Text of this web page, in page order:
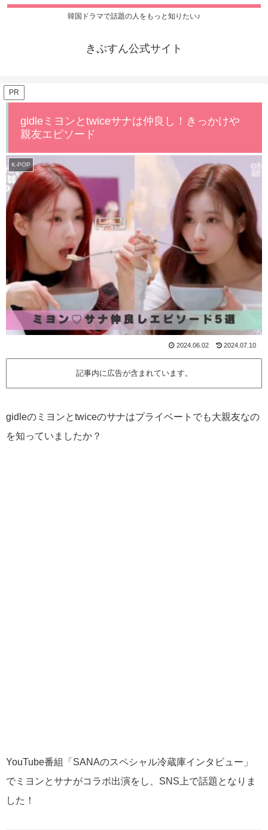
韓国ドラマで話題の人をもっと知りたい♪
きぷすん公式サイト
PR
gidleミヨンとtwiceサナは仲良し！きっかけや
親友エピソード
K-POP
2024.06.02 2024.07.10
記事内に広告が含まれています。
gidleのミヨンとtwiceのサナはプライベートでも大親友なの
を知っていましたか？
YouTube番組「SANAのスペシャル冷蔵庫インタビュー」
でミヨンとサナがコラボ出演をし、SNS上で話題となりま
した！